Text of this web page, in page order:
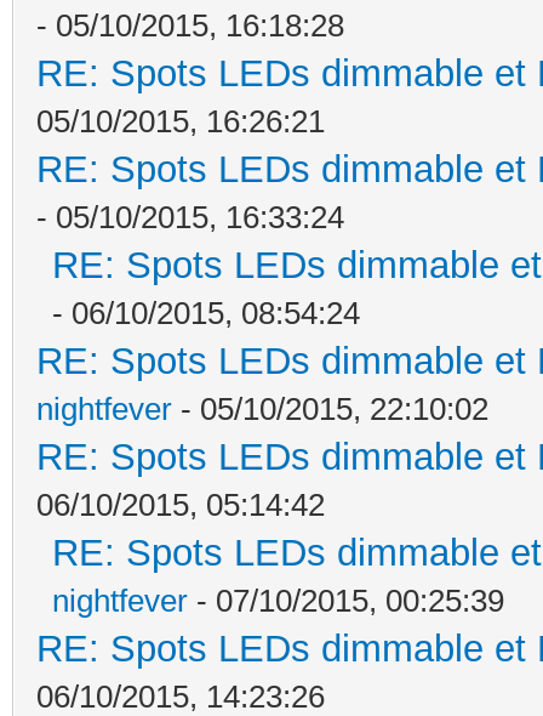
- 05/10/2015, 16:18:28
RE: Spots LEDs dimmable
05/10/2015, 16:26:21
RE: Spots LEDs dimmable
- 05/10/2015, 16:33:24
RE: Spots LEDs dimmable
- 06/10/2015, 08:54:24
RE: Spots LEDs dimmable
nightfever - 05/10/2015, 22:10:02
RE: Spots LEDs dimmable
06/10/2015, 05:14:42
RE: Spots LEDs dimmable
nightfever - 07/10/2015, 00:25:39
RE: Spots LEDs dimmable
06/10/2015, 14:23:26